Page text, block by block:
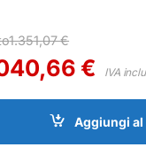
1.351,07€
€ IVA
V15 G5 IRL Core
Aggiungi